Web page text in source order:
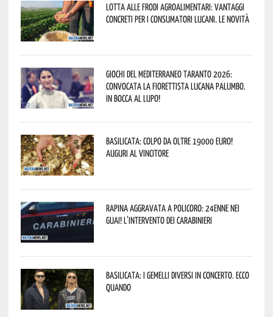
Lotta alle frodi agroalimentari: vantaggi
concreti per i consumatori lucani. Le novità
Giochi del Mediterraneo Taranto 2026:
convocata la fiorettista lucana Palumbo.
In bocca al lupo!
Basilicata: colpo da oltre 19000 Euro!
Auguri al vincitore
Rapina aggravata a Policoro: 24enne nei
guai! L’intervento dei Carabinieri
Basilicata: i Gemelli DiVersi in concerto. Ecco
quando